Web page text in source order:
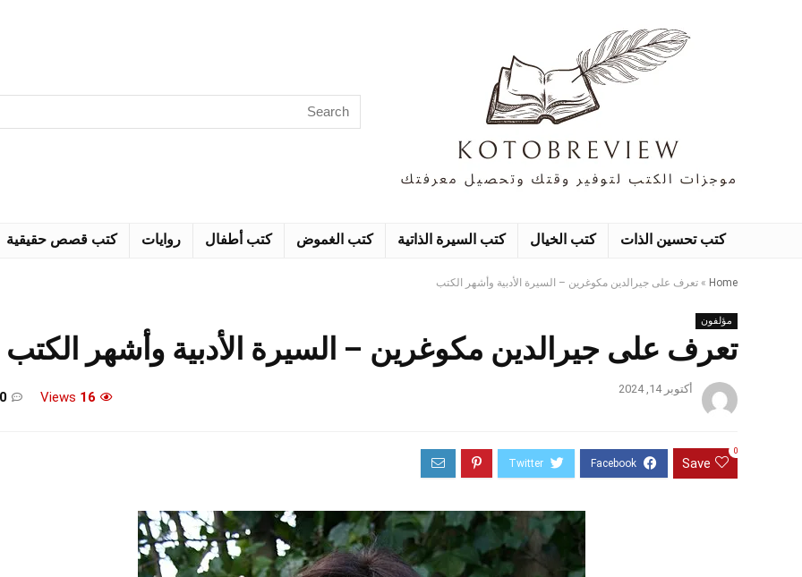
كتب تحسين الذات كتب الخيال كتب السيرة الذاتية كتب الغموض كتب أطفال روايات كتب قصص حقيقية
Home
» تعرف على جيرالدين مكوغرين – السيرة الأدبية وأشهر الكتب
مؤلفون
تعرف على جيرالدين مكوغرين – السيرة الأدبية وأشهر الكتب
أكتوبر 14, 2024
16
0
Save
0